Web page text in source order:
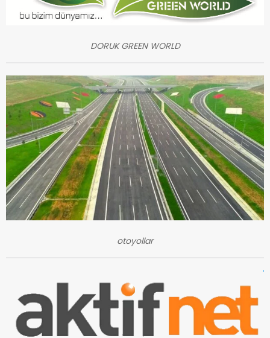
DORUK GREEN WORLD
otoyollar